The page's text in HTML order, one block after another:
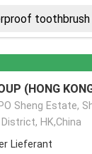
(HONG
Sheng Estate,
HK,China
Lieferant